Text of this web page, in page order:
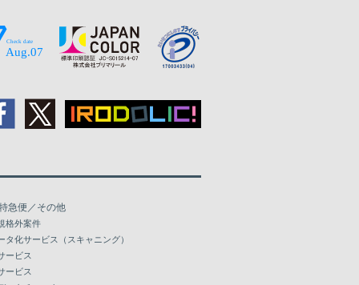
急便／その他
格外案件
タ化サービス（スキャニング）
ービス
ービス